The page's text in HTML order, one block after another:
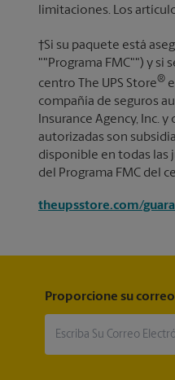
limitaciones. Los
†Si su paquete está
""Programa FMC"") y si
centro The UPS Store®
compañía de seguros
Insurance Agency, Inc.
autorizadas son
disponible en todas las
del Programa FMC del
theupsstore.com/
Proporcione su